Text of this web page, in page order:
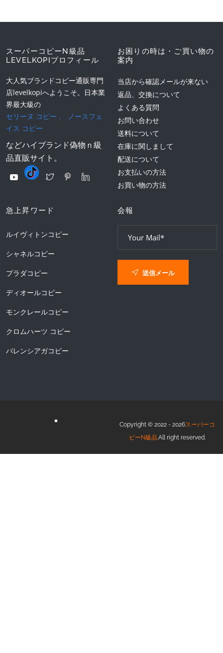
スーパーコピーN級品
LEVELKOPIプロフィール
大人気ブランドコピー通販専門
店levelkopiへようこそ。日本業
界最大級の
セリーヌ コピー 、
ノースフェ
イス コピー
などハイブランド偽物ｎ級
品直販サイト。
お困りの時は・ご買い物の
案内
当店から確認メールが来ない
返品、交換について
よくある質問
お問い合わせ
送料について
在庫に関しまして
配送について
お支払いの方法
お買い物の方法
急上昇ワード
ルイヴィトンコピー
シャネルコピー
プラダコピー
ディオールコピー
モンクレールコピー
クロムハーツ コピー
バレンシアガコピー
会報
送信メール
Copyright © 2022 - 2026スーパーコ
ピーN級品.All right reserved.